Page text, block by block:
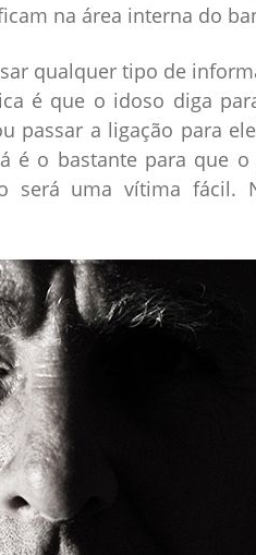
na área interna do
qualquer tipo de
é que o idoso diga
passar a ligação para
é o bastante para que
será uma vítima fácil.